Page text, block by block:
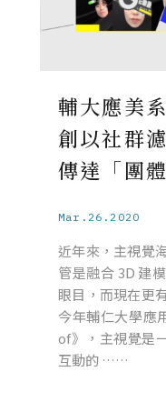
輔大應美
創以社群
傳達「團
Mar.26.2020
近年來，主視覺
管是融合 3D 建
眼目，而現在更
今年輔仁大學應
of》，主視覺是
互動的 ……